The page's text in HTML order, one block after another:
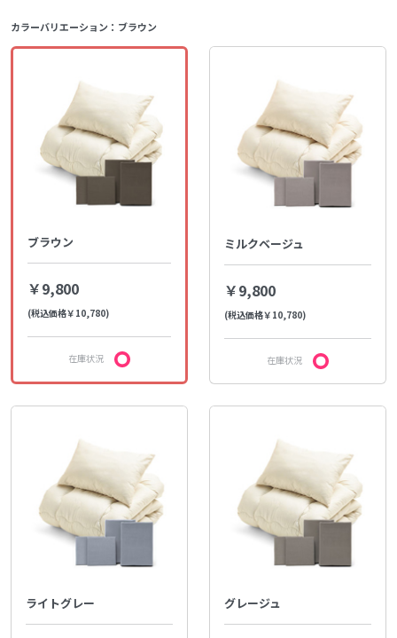
カラーバリエーション： ブラウン
ブラウン
￥9,800
(税込価格￥10,780)
在庫状況
ミルクベージュ
￥9,800
(税込価格￥10,780)
在庫状況
ライトグレー グレージュ